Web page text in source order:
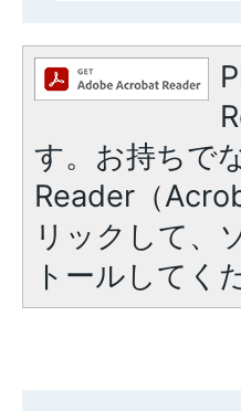
す。お持ちで
Reader（
リックして、
トールしてく